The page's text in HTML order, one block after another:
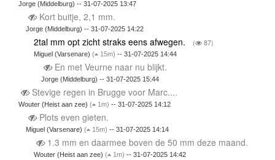
Jorge (Middelburg) -- 31-07-2025 13:47
Kort buitje, 2,1 mm.
Jorge (Middelburg) -- 31-07-2025 14:22
2tal mm opt zicht straks eens afwegen. ( 87)
Miguel (Varsenare) ( 15m) -- 31-07-2025 14:44
En met Veurne naar nu blijkt.
Jorge (Middelburg) -- 31-07-2025 15:44
Stevige regen in Brugge voor Marc....
Wouter (Heist aan zee) ( 1m) -- 31-07-2025 14:12
Plots even gieten.
Miguel (Varsenare)( 15m) -- 31-07-2025 14:14
1.3 mm en daarmee boven de 50 mm deze maand.
Wouter (Heist aan zee) ( 1m) -- 31-07-2025 14:42